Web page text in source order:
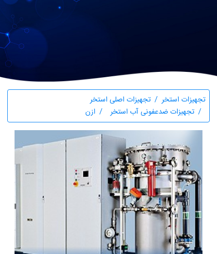
تجهیزات استخر
تجهیزات اصلی استخر
تجهیزات ضدعفونی آب استخر
ازن